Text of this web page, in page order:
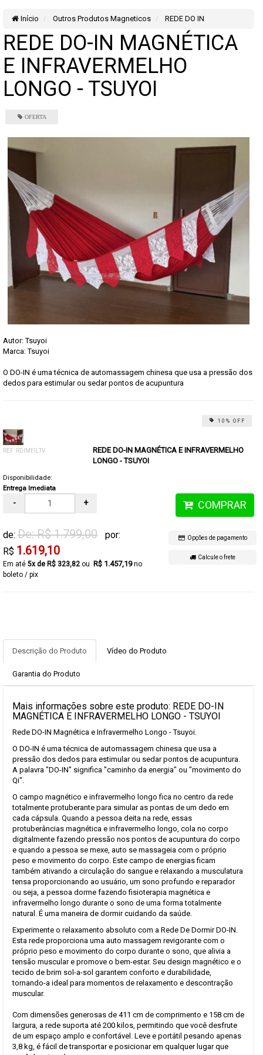
Início Outros Produtos Magneticos REDE DO IN
REDE DO-IN MAGNÉTICA
E INFRAVERMELHO
LONGO - TSUYOI
Autor: Tsuyoi
Marca:Tsuyoi
O DO-IN é uma técnica de automassagem chinesa que usa a pressão dos
dedos para estimular ou sedar pontos de acupuntura
10% OFF
REF: RDIMEILTV
REDE DO-IN MAGNÉTICA E INFRAVERMELHO
LONGO - TSUYOI
Disponibilidade:
Entrega Imediata
- + COMPRAR
de: De: R$ 1.799,00
por:
R$ 1.619,10
5x de R$ 323,82 R$ 1.457,19no
boleto / pix
Opções de pagamento
Calcule o frete
Descrição do Produto Vídeo do Produto
Garantia do Produto
Mais informações sobre este produto: REDE DO-IN
MAGNÉTICA E INFRAVERMELHO LONGO - TSUYOI
Rede DO-IN Magnética e Infravermelho Longo - Tsuyoi.
O DO-IN é uma técnica de automassagem chinesa que usa a
pressão dos dedos para estimular ou sedar pontos de acupuntura.
A palavra "DO-IN" significa "caminho da energia" ou "movimento do
Qi".
O campo magnético e infravermelho longo fica no centro da rede
totalmente protuberante para simular as pontas de um dedo em
cada cápsula. Quando a pessoa deita na rede, essas
protuberâncias magnética e infravermelho longo, cola no corpo
digitalmente fazendo pressão nos pontos de acupuntura do corpo
e quando a pessoa se mexe, auto se massageia com o próprio
peso e movimento do corpo. Este campo de energias ficam
também ativando a circulação do sangue e relaxando a musculatura
tensa proporcionando ao usuário, um sono profundo e reparador
ou seja, a pessoa dorme fazendo fisioterapia magnética e
infravermelho longo durante o sono de uma forma totalmente
natural. É uma maneira de dormir cuidando da saúde.
Experimente o relaxamento absoluto com a Rede De Dormir DO-IN.
Esta rede proporciona uma auto massagem revigorante com o
próprio peso e movimento do corpo durante o sono, que alivia a
tensão muscular e promove o bem-estar. Seu design magnético e o
tecido de brim sol-a-sol garantem conforto e durabilidade,
tornando-a ideal para momentos de relaxamento e descontração
muscular.
Com dimensões generosas de 411 cm de comprimento e 158 cm de
largura, a rede suporta até 200 kilos, permitindo que você desfrute
de um espaço amplo e confortável. Leve e portátil pesando apenas
3,8 kg, é fácil de transportar e posicionar em qualquer lugar que